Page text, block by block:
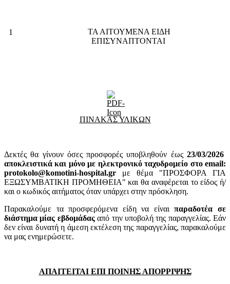
1
ΤΑ ΑΙΤΟΥΜΕΝΑ ΕΙΔΗ
ΕΠΙΣΥΝΑΠΤΟΝΤΑΙ
ΠΙΝΑΚΑΣ ΥΛΙΚΩΝ
Δεκτές θα γίνουν όσες προσφορές υποβληθούν έως 23/03/2026
αποκλειστικά και μόνο με ηλεκτρονικό ταχυδρομείο στο email:
protokolo@komotini-hospital.gr με θέμα "ΠΡΟΣΦΟΡΑ ΓΙΑ
ΕΞΩΣΥΜΒΑΤΙΚΗ ΠΡΟΜΗΘΕΙΑ" και θα αναφέρεται το είδος ή/
και ο κωδικός αιτήματος όταν υπάρχει στην πρόσκληση.
Παρακαλούμε τα προσφερόμενα είδη να είναιπαραδοτέα σε
διάστημα μίας εβδομάδαςαπό την υποβολή της παραγγελίας. Εάν
δεν είναι δυνατή η άμεση εκτέλεση της παραγγελίας, παρακαλούμε
να μας ενημερώσετε.
ΑΠΑΙΤΕΙΤΑΙ ΕΠΙ ΠΟΙΝΗΣ ΑΠΟΡΡΙΨΗΣ